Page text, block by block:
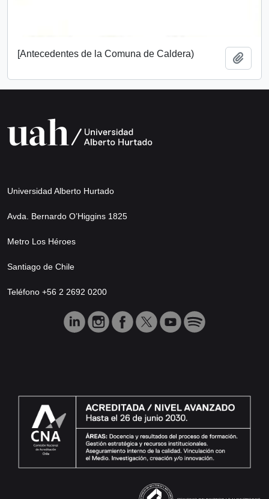
[Antecedentes de la Comuna de Caldera)
Universidad Alberto Hurtado
Avda. Bernardo O’Higgins 1825
Metro Los Héroes
Santiago de Chile
Teléfono +56 2 2692 0200